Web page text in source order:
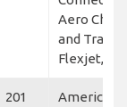
Aero
and
Flexjet,
201
American